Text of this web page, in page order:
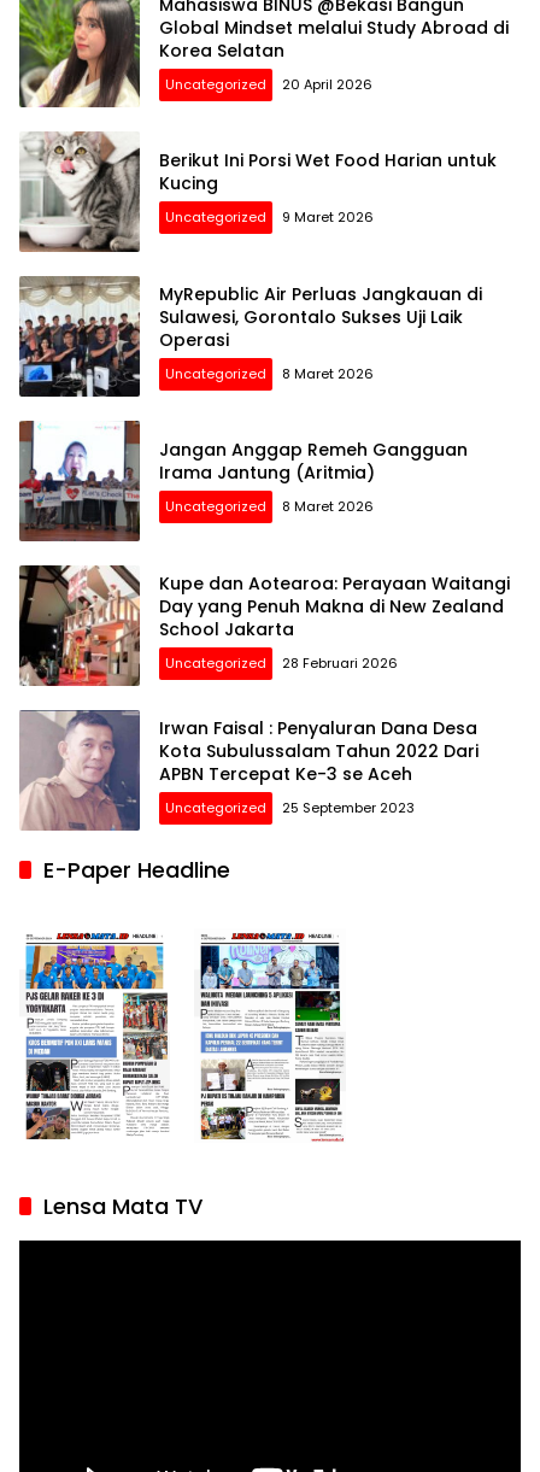
Global Mindset melalui Study Abroad di
Korea Selatan
Uncategorized 20 April 2026
Berikut Ini Porsi Wet Food Harian untuk
Kucing
Uncategorized 9 Maret 2026
MyRepublic Air Perluas Jangkauan di
Sulawesi, Gorontalo Sukses Uji Laik
Operasi
Uncategorized 8 Maret 2026
Jangan Anggap Remeh Gangguan
Irama Jantung (Aritmia)
Uncategorized 8 Maret 2026
Kupe dan Aotearoa: Perayaan Waitangi
Day yang Penuh Makna di New Zealand
School Jakarta
Uncategorized 28 Februari 2026
Irwan Faisal : Penyaluran Dana Desa
Kota Subulussalam Tahun 2022 Dari
APBN Tercepat Ke-3 se Aceh
Uncategorized 25 September 2023
E-Paper Headline
Lensa Mata TV